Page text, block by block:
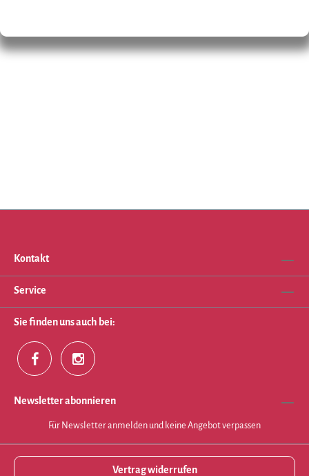
Kontakt
Service
Sie finden uns auch bei:
Newsletter abonnieren
Für Newsletter anmelden und keine Angebot verpassen
Vertrag widerrufen